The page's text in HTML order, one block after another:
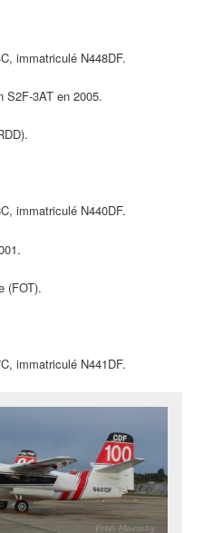
immatriculé N448DF.
S2F-3AT en 2005.
immatriculé N440DF.
(FOT).
immatriculé N441DF.